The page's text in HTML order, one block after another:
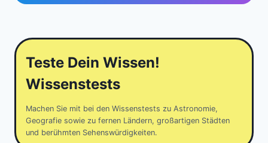
Teste Dein Wissen!
Wissenstests
Machen Sie mit bei den Wissenstests zu Astronomie,
Geografie sowie zu fernen Ländern, großartigen Städten
und berühmten Sehenswürdigkeiten.